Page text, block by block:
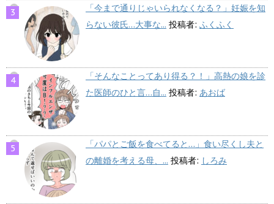
「今まで通りじゃいられなくなる？」妊娠を知
らない彼氏…大事な... 投稿者: ふくふく
「そんなことってあり得る？！」高熱の娘を診
た医師のひと言…自... 投稿者: あおば
「パパとご飯を食べてると…」食い尽くし夫と
の離婚を考える母、... 投稿者: しろみ